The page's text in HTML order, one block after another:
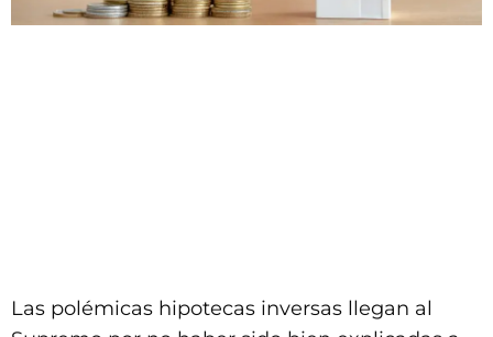
Las polémicas hipotecas inversas llegan al